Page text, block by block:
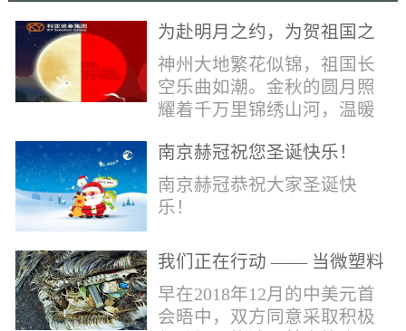
为赴明月之约，为贺祖国之
诞，科亚祝家国和融事事
圆！
神州大地繁花似锦，祖国长
空乐曲如潮。金秋的圆月照
耀着千万里锦绣山河，温暖
女。在这美好日子里，科亚
献上最真诚的祝福：愿我国
辈，世代自强不息，愿我中
南京赫冠祝您圣诞快乐！
南京赫冠恭祝大家圣诞快
乐！
我们正在行动 —— 当微塑料
污染正在侵蚀我们的地球(1)
早在2018年12月的中美元首
会晤中，双方同意采取积极